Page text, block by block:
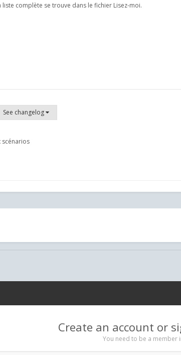
complète se trouve dans le fichier Lisez-moi.
See changelog
scénarios
Create an account or
You need to be a member